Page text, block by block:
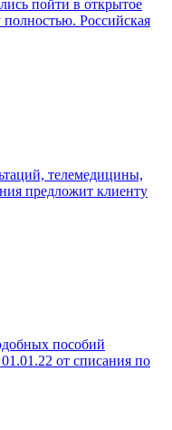
пойти в открытое
Российская
телемедицины,
предложит клиенту
пособий
от списания по